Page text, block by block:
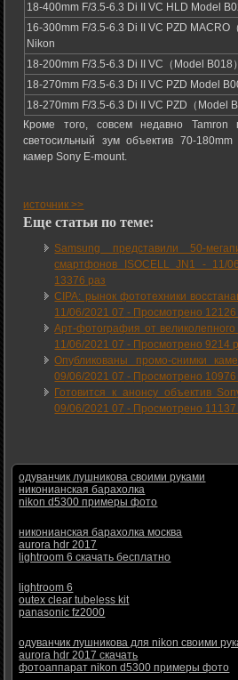
18-400mm F/3.5-6.3 Di II VC HLD Model
16-300mm F/3.5-6.3 Di II VC PZD MACRO
Nikon
18-200mm F/3.5-6.3 Di II VC（Model B018
18-270mm F/3.5-6.3 Di II VC PZD Model
18-270mm F/3.5-6.3 Di II VC PZD（Model
Кроме того, совсем недавно Tamron
светосильный зум объектив 70-
камер Sony E-mount.
источник >>
Еще статьи по теме:
Samsung представили 50-
смартфонов ISOCELL JN1 - 11/
13376 раз
CIPA: рынок фототехники
11/06/2021 07 - Просмотрено 12126
Арт-фотография от
11/06/2021 07 - Просмотрено 9214
Опубликованы промо-снимки
09/06/2021 07 - Просмотрено 10976
Готовится к анонсу объектив
09/06/2021 07 - Просмотрено 11137
одуванчик лушникова своими руками
никонианская барахолка
nikon d5300 примеры фото
никонианская барахолка москва
aurora hdr 2017
lightroom 6 скачать бесплатно
lightroom 6
outex clear tubeless kit
panasonic fz2000
одуванчик лушникова для nikon своими
aurora hdr 2017 скачать
фотоаппарат nikon d5300 примеры фото